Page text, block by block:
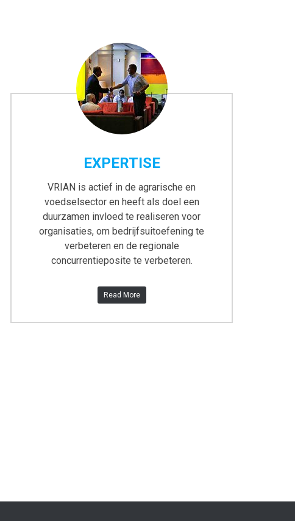
EXPERTISE
VRIAN is actief in de agrarische en
voedselsector en heeft als doel een
duurzamen invloed te realiseren voor
organisaties, om bedrijfsuitoefening te
verbeteren en de regionale
concurrentieposite te verbeteren.
Read More